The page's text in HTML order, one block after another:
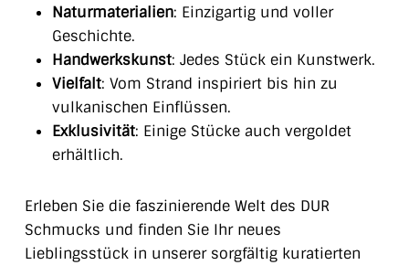
Naturmaterialien: Einzigartig und voller
Geschichte.
Handwerkskunst: Jedes Stück ein Kunstwerk.
Vielfalt: Vom Strand inspiriert bis hin zu
vulkanischen Einflüssen.
Exklusivität: Einige Stücke auch vergoldet
erhältlich.
Erleben Sie die faszinierende Welt des DUR
Schmucks und finden Sie Ihr neues
Lieblingsstück in unserer sorgfältig kuratierten